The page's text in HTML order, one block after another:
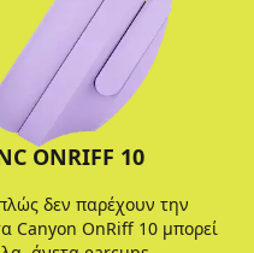
ONRIFF 10
δεν παρέχουν την
Canyon OnRiff 10 μπορεί